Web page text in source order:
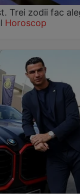
Trei zodii fac
Horoscop